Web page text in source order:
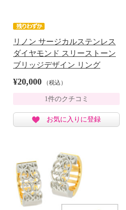
リノン サージカルステンレス
ダイヤモンド スリーストーン
ブリッジデザイン リング
¥20,000 （税込）
1件のクチコミ
お気に入りに登録